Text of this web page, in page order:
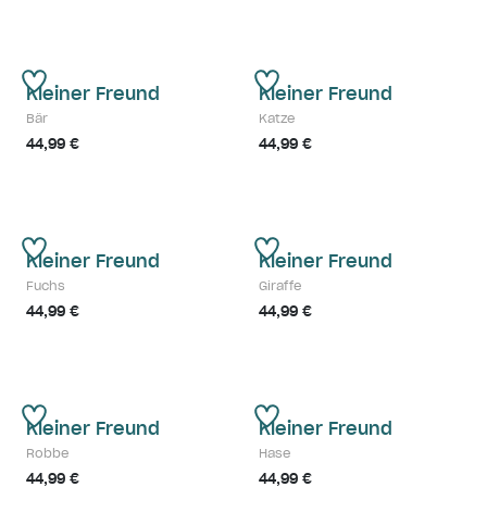
Kleiner Freund
Bär
44,99 €
Kleiner Freund
Katze
44,99 €
Kleiner Freund
Fuchs
44,99 €
Kleiner Freund
Giraffe
44,99 €
Kleiner Freund
Robbe
44,99 €
Kleiner Freund
Hase
44,99 €